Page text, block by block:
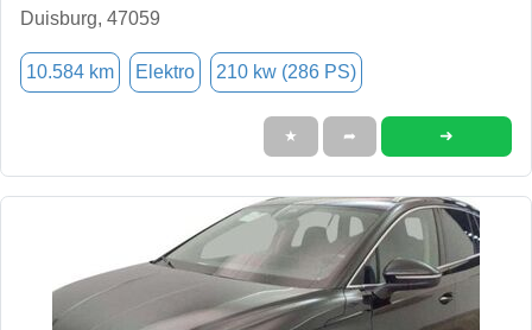
Duisburg, 47059
10.584 km Elektro 210 kw (286 PS)
★ ➦ ➜